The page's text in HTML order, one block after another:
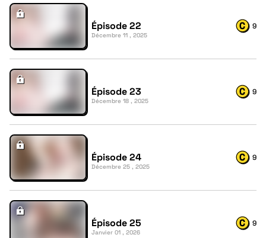
Épisode 22
Décembre 11 , 2025
9
Épisode 23
Décembre 18 , 2025
9
Épisode 24
Décembre 25 , 2025
9
Épisode 25
Janvier 01 , 2026
9